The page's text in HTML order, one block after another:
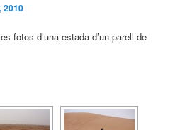
2010
fotos d’una estada d’un parell de